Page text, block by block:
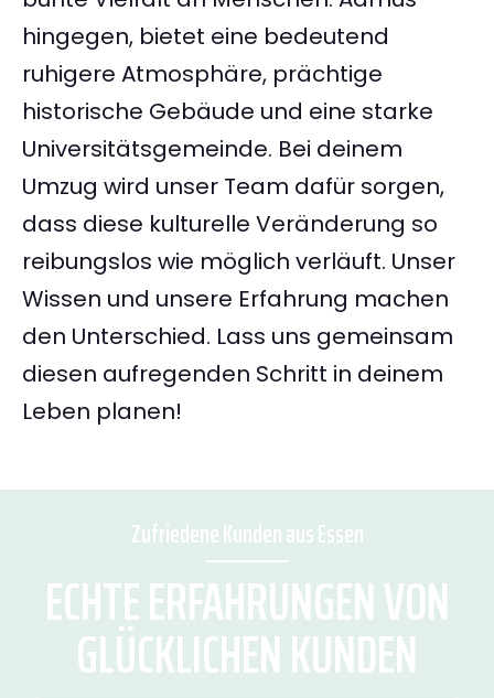
hingegen, bietet eine bedeutend
ruhigere Atmosphäre, prächtige
historische Gebäude und eine starke
Universitätsgemeinde. Bei deinem
Umzug wird unser Team dafür sorgen,
dass diese kulturelle Veränderung so
reibungslos wie möglich verläuft. Unser
Wissen und unsere Erfahrung machen
den Unterschied. Lass uns gemeinsam
diesen aufregenden Schritt in deinem
Leben planen!
Zufriedene Kunden aus Essen
ECHTE ERFAHRUNGEN VON
GLÜCKLICHEN KUNDEN